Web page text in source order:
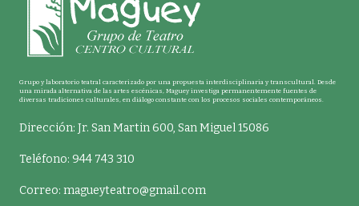
Grupo y laboratorio teatral caracterizado por una propuesta interdisciplinaria y transcultural. Desde
una mirada alternativa de las artes escénicas, Maguey investiga permanentemente fuentes de
diversas tradiciones culturales, en diálogo constante con los procesos sociales contemporáneos.
Dirección: Jr. San Martin 600, San Miguel 15086
Teléfono: 944 743 310
Correo: magueyteatro@gmail.com